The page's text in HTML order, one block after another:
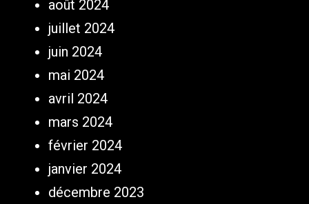
août 2024
juillet 2024
juin 2024
mai 2024
avril 2024
mars 2024
février 2024
janvier 2024
décembre 2023